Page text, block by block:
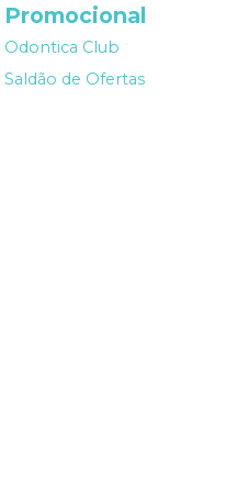
Promocional
Odontica Club
Saldão de Ofertas